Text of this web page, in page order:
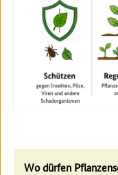
Wo dürfen